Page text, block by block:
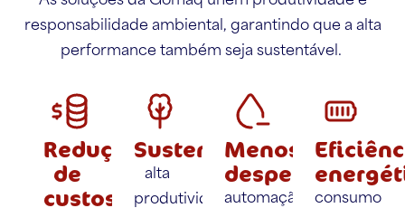
responsabilidade ambiental, garantindo que a alta
performance também seja sustentável.
Redução
de
custos:
Sustentabilidade:
alta
produtividade
Menos
desperdício:
automação
consumo